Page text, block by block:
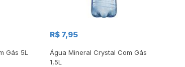
Gás 5L
R$ 7,95
Água Mineral Crystal Com Gás
1,5L